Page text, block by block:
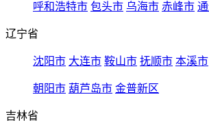
呼和浩特市 包头市 乌海市 赤峰市
辽宁省
沈阳市 大连市 鞍山市 抚顺市 本溪市
朝阳市 葫芦岛市 金普新区
吉林省